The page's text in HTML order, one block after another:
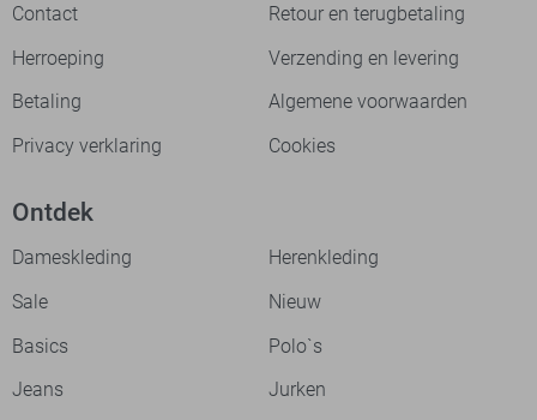
Contact
Retour en terugbetaling
Herroeping
Verzending en levering
Betaling
Algemene voorwaarden
Privacy verklaring
Cookies
Ontdek
Dameskleding
Herenkleding
Sale
Nieuw
Basics
Polo`s
Jeans
Jurken